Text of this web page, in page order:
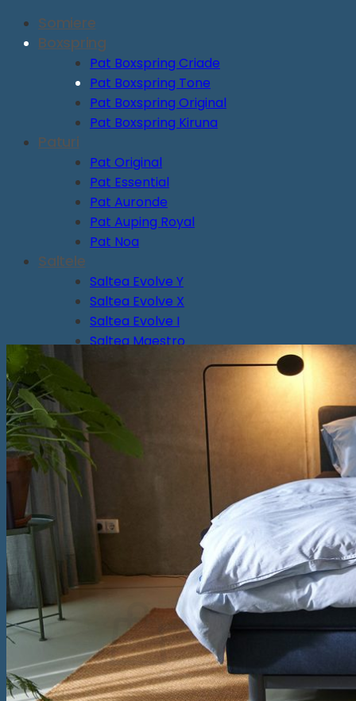
Somiere
Boxspring
Pat Boxspring Criade
Pat Boxspring Tone
Pat Boxspring Original
Pat Boxspring Kiruna
Paturi
Pat Original
Pat Essential
Pat Auronde
Pat Auping Royal
Pat Noa
Saltele
Saltea Evolve Y
Saltea Evolve X
Saltea Evolve I
Saltea Maestro
Saltea tapițată Box Spring Deluxe
Saltea tapițată Box Spring Prestige
Saltea tapițată Box Spring Kiruna
Topper
Topper Saltea Comfort
Topper Saltea Deluxe
Topper Saltea Prestige
Perne
Caută
după:
Nu ai niciun produs în coș.